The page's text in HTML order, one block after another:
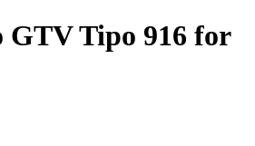
GTV Tipo 916 for